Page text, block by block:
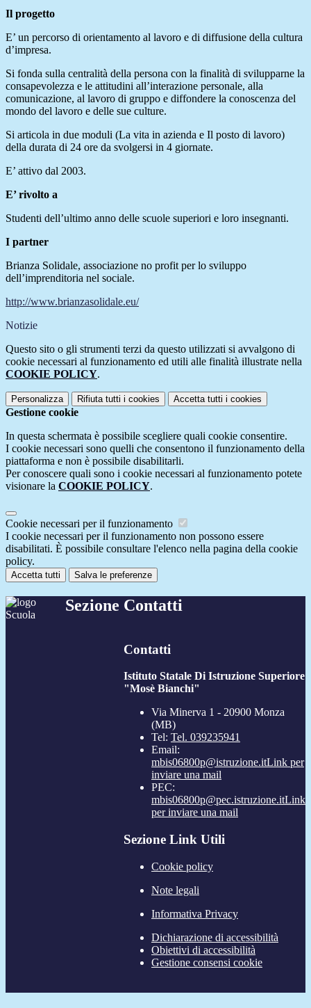
Il progetto
E’ un percorso di orientamento al lavoro e di diffusione della cultura
d’impresa.
Si fonda sulla centralità della persona con la finalità di svilupparne la
consapevolezza e le attitudini all’interazione personale, alla
comunicazione, al lavoro di gruppo e diffondere la conoscenza del
mondo del lavoro e delle sue culture.
Si articola in due moduli (La vita in azienda e Il posto di lavoro)
della durata di 24 ore da svolgersi in 4 giornate.
E’ attivo dal 2003.
E’ rivolto a
Studenti dell’ultimo anno delle scuole superiori e loro insegnanti.
I partner
Brianza Solidale, associazione no profit per lo sviluppo
dell’imprenditoria nel sociale.
http://www.brianzasolidale.eu/
Notizie
Questo sito o gli strumenti terzi da questo utilizzati si avvalgono di
cookie necessari al funzionamento ed utili alle finalità illustrate nella
COOKIE POLICY.
Personalizza Rifiuta tutti i cookies Accetta tutti i cookies
Gestione cookie
In questa schermata è possibile scegliere quali cookie consentire.
I cookie necessari sono quelli che consentono il funzionamento della
piattaforma e non è possibile disabilitarli.
Per conoscere quali sono i cookie necessari al funzionamento potete
visionare la COOKIE POLICY.
Cookie necessari per il funzionamento
I cookie necessari per il funzionamento non possono essere
disabilitati. È possibile consultare l'elenco nella pagina della cookie
policy.
Accetta tutti Salva le preferenze
Sezione Contatti
Contatti
Istituto Statale Di Istruzione Superiore
"Mosè Bianchi"
Via Minerva 1 - 20900 Monza
(MB)
Tel: Tel. 039235941
Email:
mbis06800p@istruzione.itLink per
inviare una mail
PEC:
mbis06800p@pec.istruzione.itLink
per inviare una mail
Sezione Link Utili
Cookie policy
Note legali
Informativa Privacy
Dichiarazione di accessibilità
Obiettivi di accessibilità
Gestione consensi cookie